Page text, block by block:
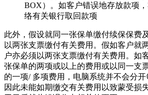
BOX）。如客户错误地存放款项
络有关银行取回款项
此外，假设就同一张保单缴付续保保费
以两张支票缴付有关费用。假如客户就
户亦必须以两张支票缴付有关费用。如
张保单的两项或以上的费用或以同一支
的一项/ 多项费用，电脑系统并不会分
因此未能如期缴交有关费用以致蒙受损